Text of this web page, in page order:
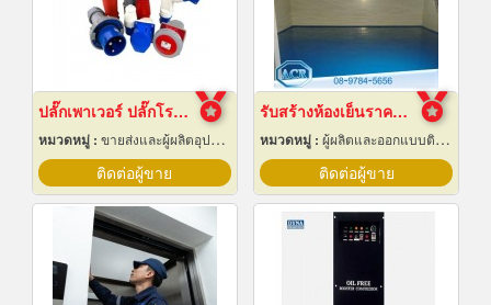
ปลั๊กเพาเวอร์ ปลั๊กโรงงาน ปลั๊กอุตสาหกรรม พัทยา ชลบุรี
หมวดหมู่ : ขายส่งและผู้ผลิตอุปกรณ์เครื่องใช้ไฟฟ้า
ติดต่อผู้ขาย
รับสร้างห้องเย็นราคาถูก
หมวดหมู่ : ผู้ผลิตและออกแบบติดตั้งห้องเย็น
ติดต่อผู้ขาย